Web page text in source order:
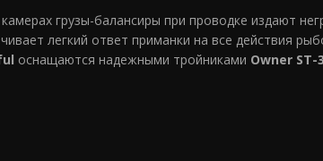
грузы-балансиры при проводке издают
легкий ответ приманки на все действия
оснащаются надежными тройниками Owner ST-